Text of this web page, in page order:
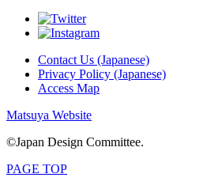
Contact Us (Japanese)
Privacy Policy (Japanese)
Access Map
Matsuya Website
©Japan Design Committee.
PAGE TOP